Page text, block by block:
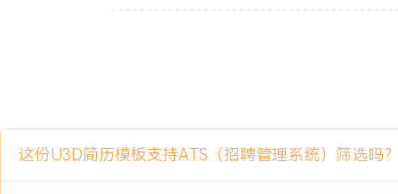
项目经历
这份U3D简历模板支持ATS（招聘管理系统）筛选吗